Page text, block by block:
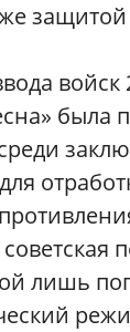
защитой
войск
была
лишь